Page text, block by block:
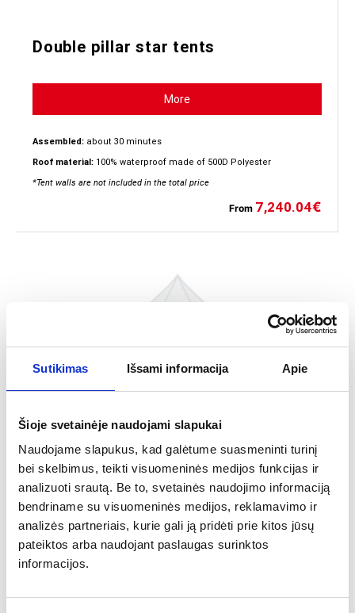
Sutikimas Išsami informacija Apie
Šioje svetainėje naudojami slapukai
Naudojame slapukus, kad galėtume suasmeninti turinį
bei skelbimus, teikti visuomeninės medijos funkcijas ir
analizuoti srautą. Be to, svetainės naudojimo informaciją
bendriname su visuomeninės medijos, reklamavimo ir
analizės partneriais, kurie gali ją pridėti prie kitos jūsų
pateiktos arba naudojant paslaugas surinktos
informacijos.
Double pillar star tents
More
Assembled: about 30 minutes
Roof material: 100% waterproof made of 500D Polyester
*Tent walls are not included in the total price
From 7,240.04€
Single pillar star tent
More
Assembled:about 30 minutes
Roof material:100% waterproof made of 500D Polyester
*Tent walls are not included in the total price
From 3,548.33€